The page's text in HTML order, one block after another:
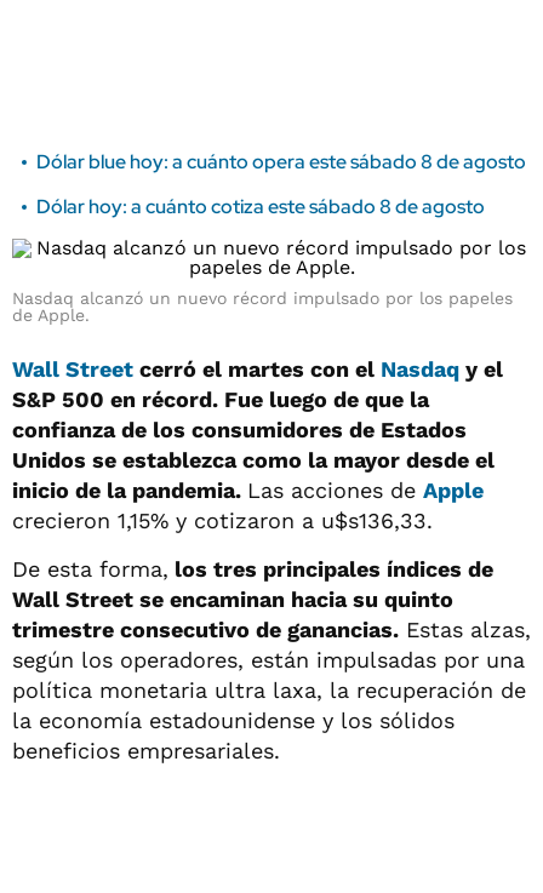
Dólar blue hoy: a cuánto opera este sábado 8 de agosto
Dólar hoy: a cuánto cotiza este sábado 8 de agosto
Nasdaq alcanzó un nuevo récord impulsado por los papeles
de Apple.
Wall Street cerró el martes con el Nasdaq y el
S&P 500 en récord. Fue luego de que la
confianza de los consumidores de Estados
Unidos se establezca como la mayor desde el
inicio de la pandemia. Las acciones de Apple
crecieron 1,15% y cotizaron a u$s136,33.
De esta forma, los tres principales índices de
Wall Street se encaminan hacia su quinto
trimestre consecutivo de ganancias. Estas alzas,
según los operadores, están impulsadas por una
política monetaria ultra laxa, la recuperación de
la economía estadounidense y los sólidos
beneficios empresariales.